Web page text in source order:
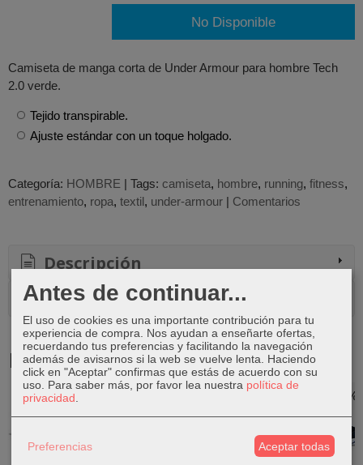
No Disponible
Camiseta de manga corta de Under Armour para hombre Tech
2.0 verde.
Tejido transpirable.
Ajuste estándar con un toque holgado.
Categoría: HOMBRE | Tags: camiseta hombre running fitness
entrenamiento ropa textil under-armour | Comentarios
Descripción
Comentarios
Productos Relacionados
-58 % -38 %
Antes de continuar...
El uso de cookies es una importante contribución para tu
experiencia de compra. Nos ayudan a enseñarte ofertas,
recuerdando tus preferencias y facilitando la navegación
además de avisarnos si la web se vuelve lenta. Haciendo
click en "Aceptar" confirmas que estás de acuerdo con su
uso. Para saber más, por favor lea nuestra política de
privacidad
Preferencias Aceptar todas